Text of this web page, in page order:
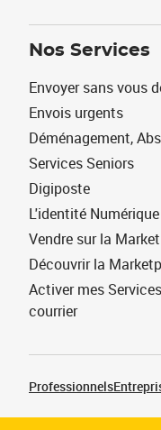
Nos Services
Envoyer sans vous
Envois urgents
Déménagement,
Services Seniors
Digiposte
L'identité Numérique
Vendre sur la
Découvrir la
Activer mes
courrier
Professionnels